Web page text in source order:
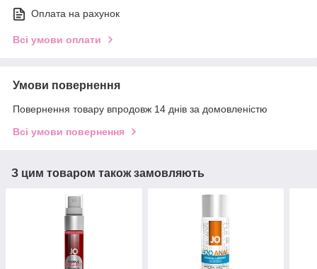
Оплата на рахунок
Всі умови оплати
Умови повернення
Повернення товару впродовж 14 днів за домовленістю
Всі умови повернення
З цим товаром також замовляють